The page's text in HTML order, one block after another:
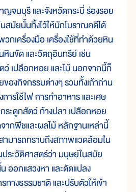
ญจนบุรี และจังหวัดกระบี่ ร่องรอย
สมัยนั้นทิ้งไว้ให้นักโบราณคดีได้
กเครื่องมือ เครื่องใช้ที่ทำด้วยหิน
หินขัด และวัตถุอินทรีย์ เช่น
ว์ เปลือกหอย และไม้ นอกจากนี้ก็
ของกิจกรรมต่างๆ รวมทั้งเถ้าถ่าน
ารใช้ไฟ การทำอาหาร และเศษ
กระดูกสัตว์ ก้างปลา เปลือกหอย
จากพืชและผลไม้ หลักฐานเหล่านี้
สามารถทราบถึงสภาพแวดล้อมใน
ระวัติศาสตร์ว่า มนุษย์ในสมัย
ออกแสวงหา และดัดแปลง
ทางธรรมชาติ และปรับตัวให้เข้า